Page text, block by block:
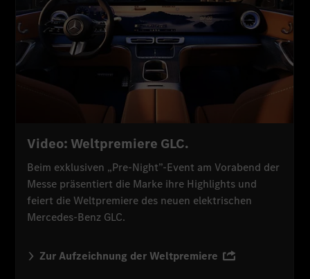
Video: Weltpremiere GLC.
Beim exklusiven „Pre-Night”-Event am Vorabend der
Messe präsentiert die Marke ihre Highlights und
feiert die Weltpremiere des neuen elektrischen
Mercedes-Benz GLC.
Zur Aufzeichnung der Weltpremiere